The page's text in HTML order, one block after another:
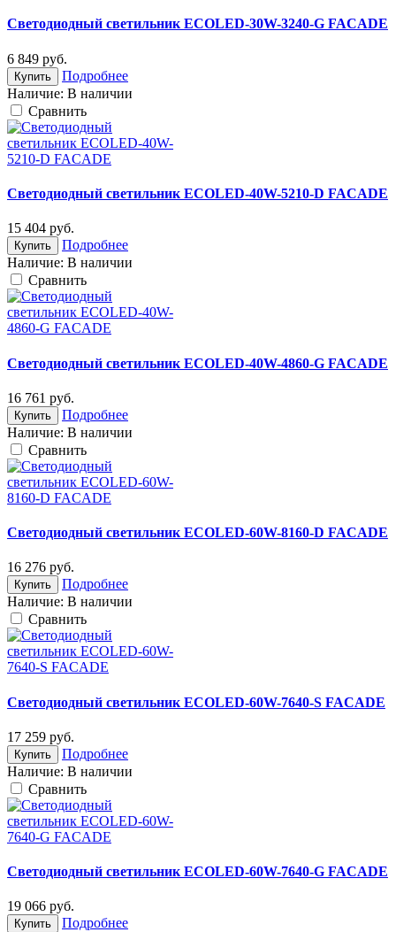
Светодиодный светильник ECOLED-30W-3240-G FACADE
6 849 руб.
Купить
Подробнее
Наличие: В наличии
Cравнить
Светодиодный светильник ECOLED-40W-5210-D FACADE
15 404 руб.
Купить
Подробнее
Наличие: В наличии
Cравнить
Светодиодный светильник ECOLED-40W-4860-G FACADE
16 761 руб.
Купить
Подробнее
Наличие: В наличии
Cравнить
Светодиодный светильник ECOLED-60W-8160-D FACADE
16 276 руб.
Купить
Подробнее
Наличие: В наличии
Cравнить
Светодиодный светильник ECOLED-60W-7640-S FACADE
17 259 руб.
Купить
Подробнее
Наличие: В наличии
Cравнить
Светодиодный светильник ECOLED-60W-7640-G FACADE
19 066 руб.
Купить
Подробнее